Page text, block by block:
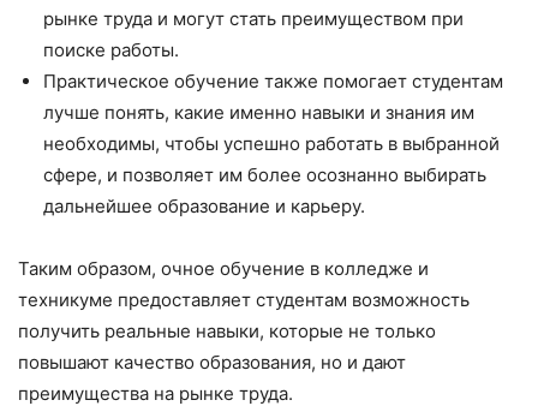
рынке труда и могут стать преимуществом при
поиске работы.
Практическое обучение также помогает студентам
лучше понять, какие именно навыки и знания им
необходимы, чтобы успешно работать в выбранной
сфере, и позволяет им более осознанно выбирать
дальнейшее образование и карьеру.
Таким образом, очное обучение в колледже и
техникуме предоставляет студентам возможность
получить реальные навыки, которые не только
повышают качество образования, но и дают
преимущества на рынке труда.